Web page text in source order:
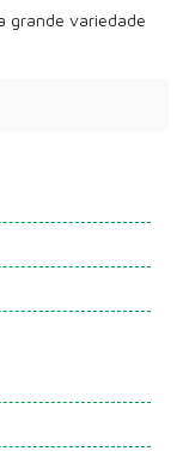
grande variedade